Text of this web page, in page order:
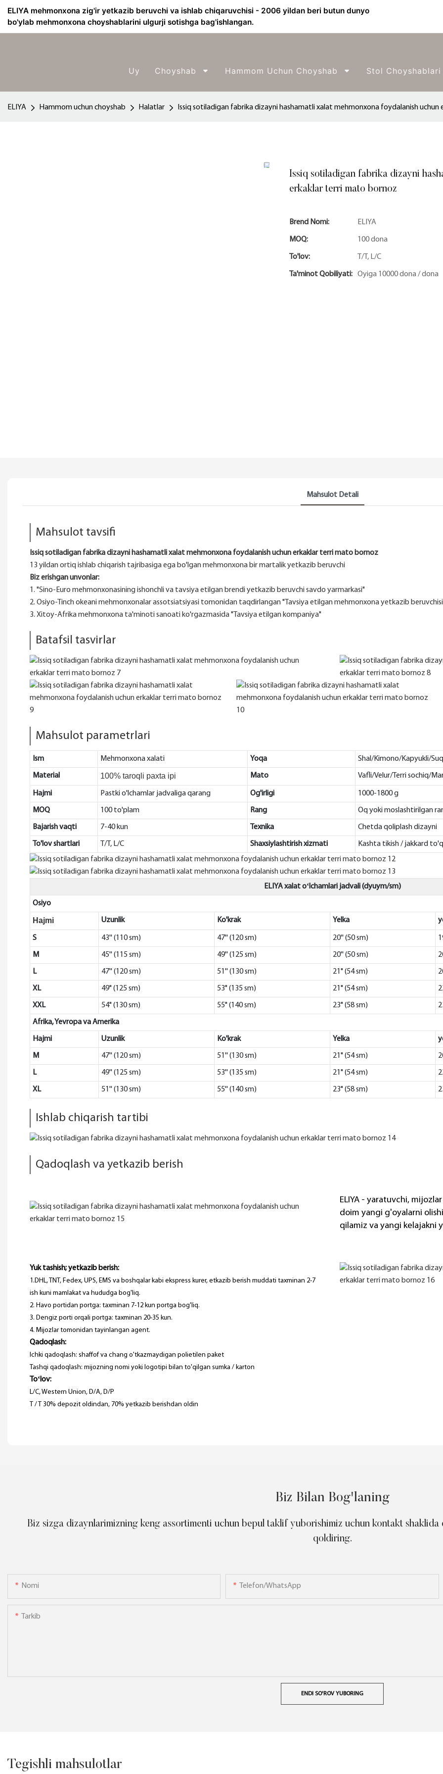
ELIYA mehmonxona zig'ir yetkazib beruvchi va ishlab chiqaruvchisi - 2006 yildan beri butun dunyo
bo'ylab mehmonxona choyshablarini ulgurji sotishga bag'ishlangan.
Uy Choyshab Hammom Uchun Choyshab Stol Choyshablari
ELIYA Hammom uchun choyshab Halatlar Issiq sotiladigan fabrika dizayni hashamatli xalat mehmonxona foydalanish
Issiq sotiladigan fabrika dizayni
erkaklar terri mato bornoz
Brend Nomi: ELIYA
MOQ: 100 dona
To'lov: T/T, L/C
Ta'minot Qobiliyati: Oyiga 10000 dona / dona
Mahsulot Detali
Mahsulot tavsifi
Issiq sotiladigan fabrika dizayni hashamatli xalat mehmonxona foydalanish uchun erkaklar terri mato bornoz
13 yildan ortiq ishlab chiqarish tajribasiga ega bo'lgan mehmonxona bir martalik yetkazib beruvchi
Biz erishgan unvonlar:
1. "Sino-Euro mehmonxonasining ishonchli va tavsiya etilgan brendi yetkazib beruvchi savdo yarmarkasi"
2. Osiyo-Tinch okeani mehmonxonalar assotsiatsiyasi tomonidan taqdirlangan "Tavsiya etilgan mehmonxona yetkazib
3. Xitoy-Afrika mehmonxona ta'minoti sanoati ko'rgazmasida "Tavsiya etilgan kompaniya"
Batafsil tasvirlar
Mahsulot parametrlari
Ism Mehmonxona xalati Yoqa Shal/Kimono/Kapyukli/
Material 100% taroqli paxta ipi Mato Vafli/Velur/Terri sochiq/
Hajmi Pastki o'lchamlar jadvaliga qarang Og'irligi 1000-1800 g
MOQ 100 to'plam Rang Oq yoki moslashtirilgan
Bajarish vaqti 7-40 kun Texnika Chetda qoliplash dizayni
To'lov shartlari T/T, L/C Shaxsiylashtirish xizmati Kashta tikish / jakkard
ELIYA xalat oʻlchamlari jadvali (dyuym/sm)
Osiyo
Hajmi Uzunlik Ko'krak Yelka
S 43'' (110 sm) 47'' (120 sm) 20'' (50 sm)
M 45'' (115 sm) 49'' (125 sm) 20'' (50 sm)
L 47'' (120 sm) 51'' (130 sm) 21" (54 sm)
XL 49" (125 sm) 53" (135 sm) 21" (54 sm)
XXL 54" (130 sm) 55" (140 sm) 23" (58 sm)
Afrika, Yevropa va Amerika
Hajmi Uzunlik Ko'krak Yelka
M 47'' (120 sm) 51'' (130 sm) 21" (54 sm)
L 49'' (125 sm) 53'' (135 sm) 21" (54 sm)
XL 51'' (130 sm) 55'' (140 sm) 23" (58 sm)
Ishlab chiqarish tartibi
Qadoqlash va yetkazib berish
ELIYA - yaratuvchi,
doim yangi g'oyalarni
qilamiz va yangi kelajakni
Yuk tashish; yetkazib berish:
1.DHL, TNT, Fedex, UPS, EMS va boshqalar kabi ekspress kurer, etkazib berish muddati taxminan 2-7
ish kuni mamlakat va hududga bog'liq.
2. Havo portidan portga: taxminan 7-12 kun portga bog'liq.
3. Dengiz porti orqali portga: taxminan 20-35 kun.
4. Mijozlar tomonidan tayinlangan agent.
Qadoqlash:
Ichki qadoqlash: shaffof va chang o'tkazmaydigan polietilen paket
Tashqi qadoqlash: mijozning nomi yoki logotipi bilan to'qilgan sumka / karton
Toʻlov:
L/C, Western Union, D/A, D/P
T / T 30% depozit oldindan, 70% yetkazib berishdan oldin
Biz Bilan Bog'laning
Biz sizga dizaynlarimizning keng assortimenti uchun bepul taklif yuborishimiz uchun kontakt
qoldiring.
Nomi Telefon/WhatsApp
Tarkib
ENDI SO'ROV YUBORING
Tegishli mahsulotlar